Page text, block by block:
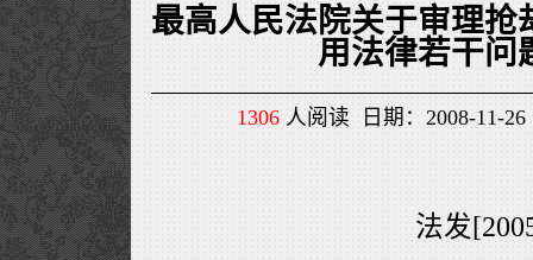
最高人民法院关于审理抢
用法律若干问
1306人阅读 日期：2008-11-26
法发